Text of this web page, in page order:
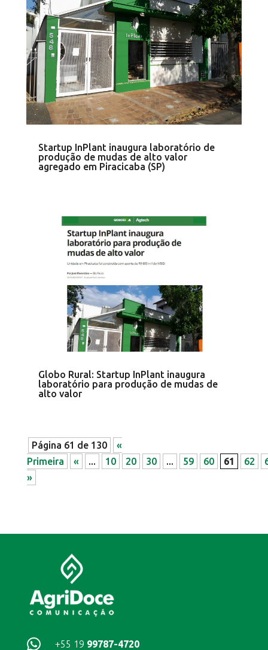
Startup InPlant inaugura laboratório de
produção de mudas de alto valor
agregado em Piracicaba (SP)
Globo Rural: Startup InPlant inaugura
laboratório para produção de mudas de
alto valor
Página 61 de 130
«
Primeira
« ... 10 20 30 ... 59 60 61 62
»
 +55 19 99787-4720